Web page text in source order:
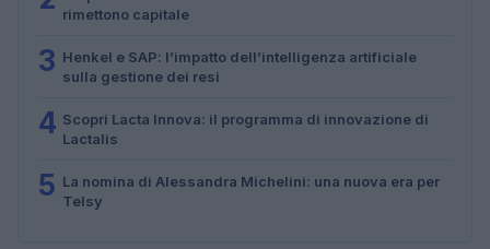
rimettono capitale
3 Henkel e SAP: l’impatto dell’intelligenza artificiale
sulla gestione dei resi
4 Scopri Lacta Innova: il programma di innovazione di
Lactalis
5 La nomina di Alessandra Michelini: una nuova era per
Telsy